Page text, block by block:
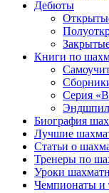
Дебюты
Книги по
Серия
Биография
Лучшие
Статьи о
Тренеры по
Уроки
Чемпионаты и